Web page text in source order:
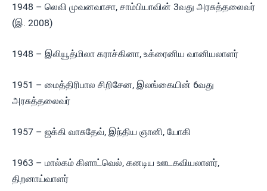
1948 – லெவி முவனவாசா, சாம்பியாவின் 3வது அரசுத்தலைவர்
(இ. 2008)
1948 – இலியூத்மிலா கராச்கினா, உக்ரைனிய வானியலாளர்
1951 – மைத்திரிபால சிறிசேன, இலங்கையின் 6வது
அரசுத்தலைவர்
1957 – ஜக்கி வாசுதேவ், இந்திய ஞானி, யோகி
1963 – மால்கம் கிளாட்வெல், கனடிய ஊடகவியலாளர்,
திறனாய்வாளர்